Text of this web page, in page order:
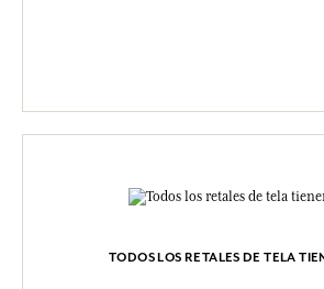
TODOS LOS RETALES DE TELA